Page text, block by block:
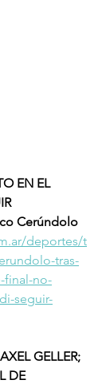
EN EL
Cerúndolo
deportes/t
tras-
final-no-
seguir-
GELLER;
DE